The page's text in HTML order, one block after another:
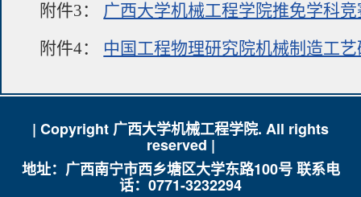
附件3： 广西大学机械工程学院推免学科
附件4： 中国工程物理研究院机械制造工
| Copyright 广西大学机械工程学院. All rights
reserved |
地址：广西南宁市西乡塘区大学东路100号 联系电
话：0771-3232294